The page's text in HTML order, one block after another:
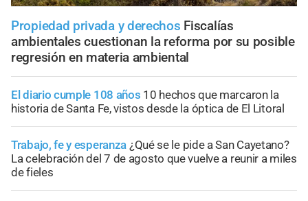
Propiedad privada y derechos Fiscalías
ambientales cuestionan la reforma por su posible
regresión en materia ambiental
El diario cumple 108 años 10 hechos que marcaron la
historia de Santa Fe, vistos desde la óptica de El Litoral
Trabajo, fe y esperanza ¿Qué se le pide a San Cayetano?
La celebración del 7 de agosto que vuelve a reunir a miles
de fieles